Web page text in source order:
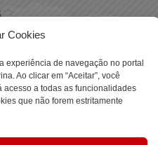
Cookies
experiência de navegação no portal
Ao clicar em “Aceitar”, você
acesso a todas as funcionalidades
que não forem estritamente